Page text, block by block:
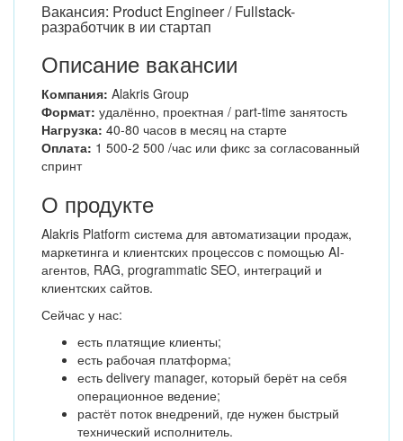
Вакансия: Product Engineer / Fullstack-
разработчик в ии стартап
Описание вакансии
Компания: Alakris Group
Формат: удалённо, проектная / part-time занятость
Нагрузка: 40-80 часов в месяц на старте
Оплата: 1 500-2 500 /час или фикс за согласованный
спринт
О продукте
Alakris Platform система для автоматизации продаж,
маркетинга и клиентских процессов с помощью AI-
агентов, RAG, programmatic SEO, интеграций и
клиентских сайтов.
Сейчас у нас:
есть платящие клиенты;
есть рабочая платформа;
есть delivery manager, который берёт на себя
операционное ведение;
растёт поток внедрений, где нужен быстрый
технический исполнитель.